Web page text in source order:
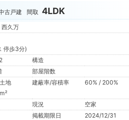
古戸建 間取 4LDK
西久万
停歩3分)
構造
部屋階数
地
建蔽率/容積率 60% / 200%
現況
空家
掲載期限日
2024/12/31